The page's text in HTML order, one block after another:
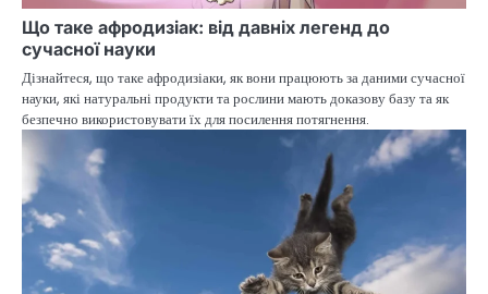
Що таке афродизіак: від давніх легенд до
сучасної науки
Дізнайтеся, що таке афродизіаки, як вони працюють за даними сучасної
науки, які натуральні продукти та рослини мають доказову базу та як
безпечно використовувати їх для посилення потягнення.